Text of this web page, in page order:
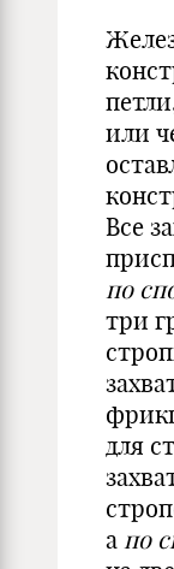
или
Все
по
три
для
а по